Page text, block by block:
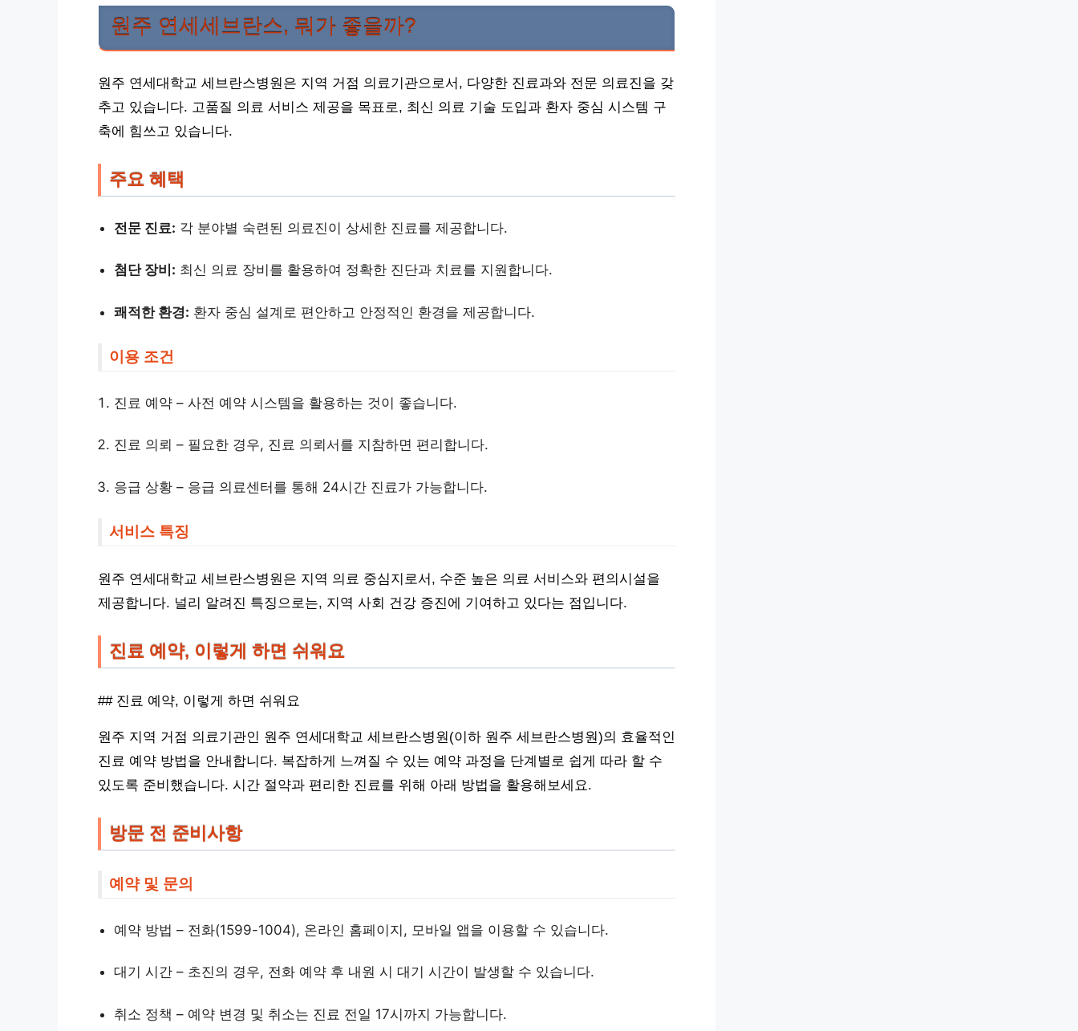
원주 연세세브란스, 뭐가 좋을까?
원주 연세대학교 세브란스병원은 지역 거점 의료기관으로서, 다양한 진료과와 전문 의료진을 갖
추고 있습니다. 고품질 의료 서비스 제공을 목표로, 최신 의료 기술 도입과 환자 중심 시스템 구
축에 힘쓰고 있습니다.
주요 혜택
전문 진료: 각 분야별 숙련된 의료진이 상세한 진료를 제공합니다.
첨단 장비: 최신 의료 장비를 활용하여 정확한 진단과 치료를 지원합니다.
쾌적한 환경: 환자 중심 설계로 편안하고 안정적인 환경을 제공합니다.
이용 조건
진료 예약 – 사전 예약 시스템을 활용하는 것이 좋습니다.
진료 의뢰 – 필요한 경우, 진료 의뢰서를 지참하면 편리합니다.
응급 상황 – 응급 의료센터를 통해 24시간 진료가 가능합니다.
서비스 특징
원주 연세대학교 세브란스병원은 지역 의료 중심지로서, 수준 높은 의료 서비스와 편의시설을
제공합니다. 널리 알려진 특징으로는, 지역 사회 건강 증진에 기여하고 있다는 점입니다.
진료 예약, 이렇게 하면 쉬워요
## 진료 예약, 이렇게 하면 쉬워요
원주 지역 거점 의료기관인 원주 연세대학교 세브란스병원(이하 원주 세브란스병원)의 효율적인
진료 예약 방법을 안내합니다. 복잡하게 느껴질 수 있는 예약 과정을 단계별로 쉽게 따라 할 수
있도록 준비했습니다. 시간 절약과 편리한 진료를 위해 아래 방법을 활용해보세요.
방문 전 준비사항
예약 및 문의
예약 방법 – 전화(1599-1004), 온라인 홈페이지, 모바일 앱을 이용할 수 있습니다.
대기 시간 – 초진의 경우, 전화 예약 후 내원 시 대기 시간이 발생할 수 있습니다.
취소 정책 – 예약 변경 및 취소는 진료 전일 17시까지 가능합니다.